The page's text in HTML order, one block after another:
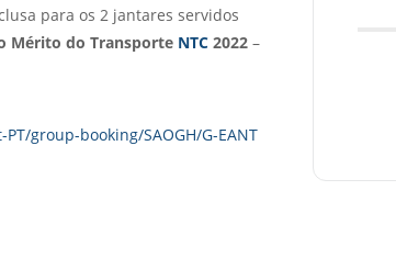
para os 2 jantares servidos
Mérito do Transporte NTC 2022 –
group-booking/SAOGH/G-EANT